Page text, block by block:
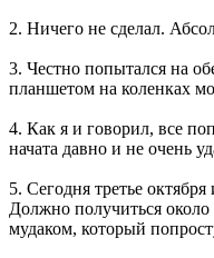
2. Ничего не сделал.
3. Честно попытался на
планшетом на коленках
4. Как я и говорил, все
начата давно и не очень
5. Сегодня третье
Должно получиться
мудаком, который